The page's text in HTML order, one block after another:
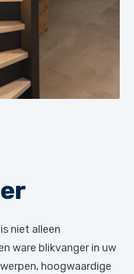
niet alleen
ware blikvanger in uw
hoogwaardige